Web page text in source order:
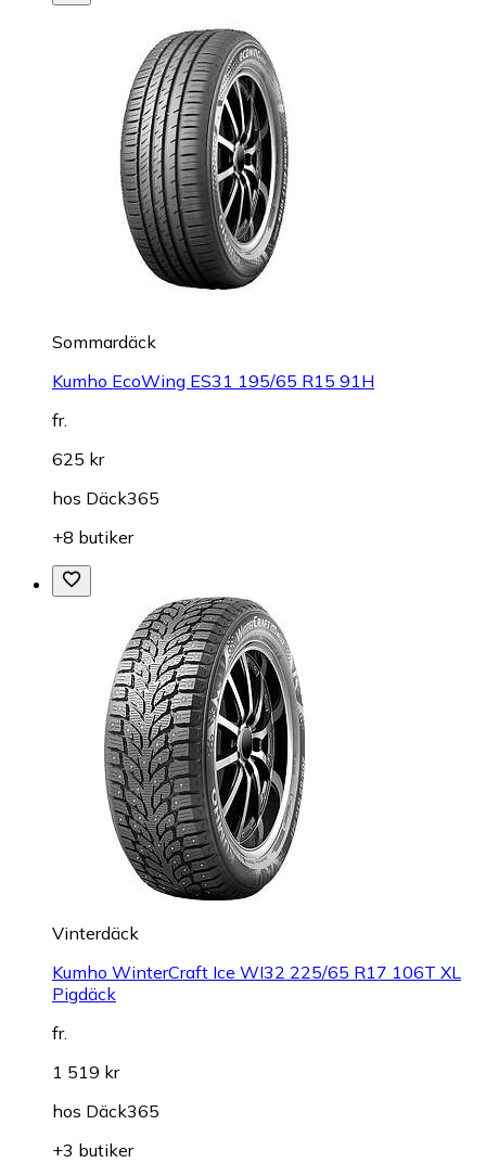
Sommardäck
Kumho EcoWing ES31 195/65 R15 91H
fr.
625 kr
hos Däck365
+8 butiker
Vinterdäck
Kumho WinterCraft Ice WI32 225/65 R17 106T XL
Pigdäck
fr.
1 519 kr
hos Däck365
+3 butiker